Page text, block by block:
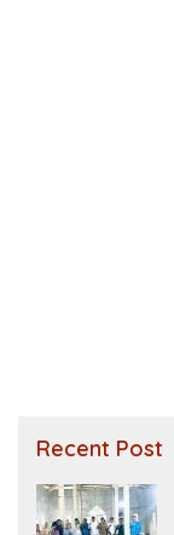
Recent Post